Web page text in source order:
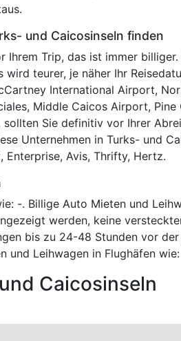
und Caicosinseln finden
Ihrem Trip, das ist immer billiger.
teurer, je näher Ihr
International Airport,
Middle Caicos Airport, Pine
Sie definitiv vor Ihrer
Unternehmen in Turks- und
Enterprise, Avis, Thrifty, Hertz.
-. Billige Auto Mieten und
werden, keine
bis zu 24-48 Stunden vor
und Leihwagen in Flughäfen
Caicosinseln